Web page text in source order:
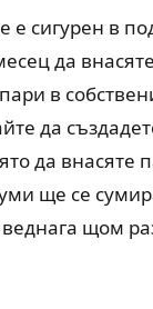
е сигурен в
да
в
да
да
ще се
щом